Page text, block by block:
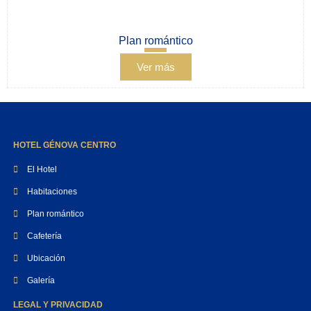
Plan romántico
Ver más
HOTEL GÉNOVA CENTRO
El Hotel
Habitaciones
Plan romántico
Cafetería
Ubicación
Galería
LEGAL Y PRIVACIDAD